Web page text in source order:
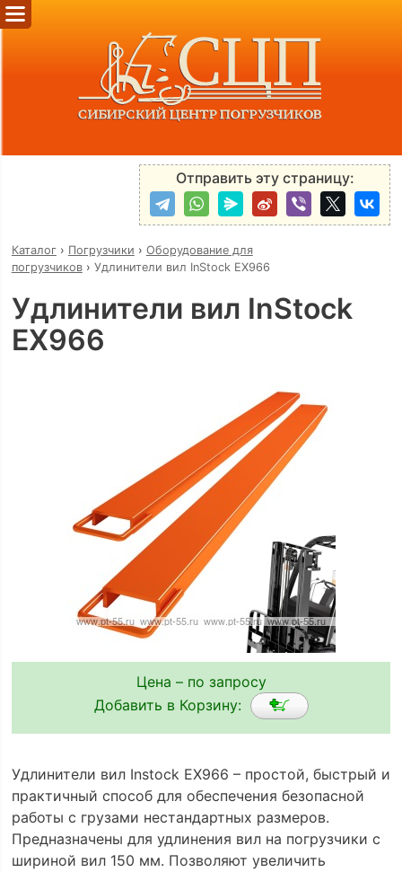
Отправить эту страницу:
Каталог› Погрузчики › Оборудование для
погрузчиков› Удлинители вил InStock EX966
Удлинители вил InStock
EX966
Цена – по запросу
Добавить в Корзину:
Удлинители вил Instock EX966 – простой, быстрый и
практичный способ для обеспечения безопасной
работы с грузами нестандартных размеров.
Предназначены для удлинения вил на погрузчики с
шириной вил 150 мм. Позволяют увеличить